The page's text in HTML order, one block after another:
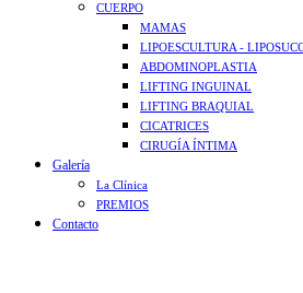
CUERPO
MAMAS
LIPOESCULTURA -
ABDOMINOPLASTIA
LIFTING INGUINAL
LIFTING BRAQUIAL
CICATRICES
CIRUGÍA ÍNTIMA
Galería
La Clínica
PREMIOS
Contacto